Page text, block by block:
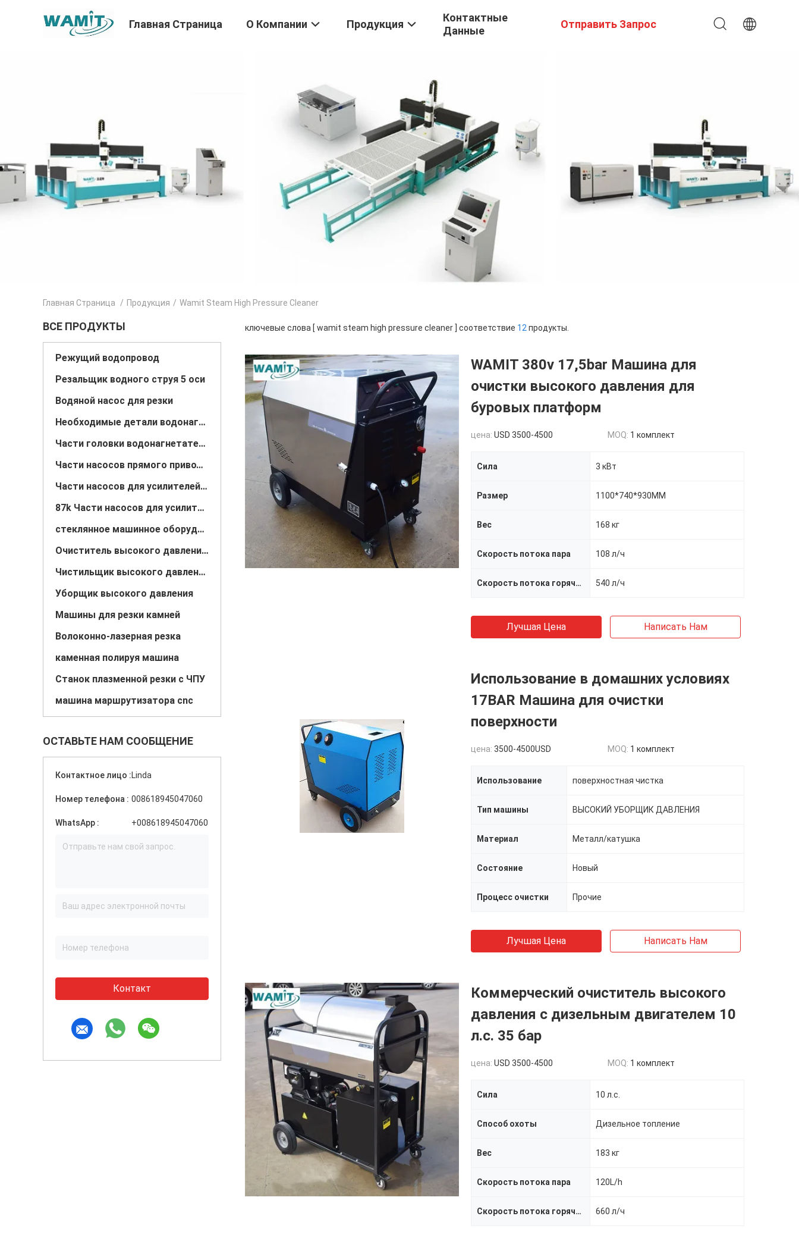
Главная Страница О Компании Продукция
Контактные
Данные
Отправить Запрос
Главная Страница / Продукция / Wamit Steam High Pressure Cleaner
ВСЕ ПРОДУКТЫ
Режущий водопровод
Резальщик водного струя 5 оси
Водяной насос для резки
Необходимые детали водонагнетателя
Части головки водонагнетателя
Части насосов прямого привода 60k
Части насосов для усилителей 60кв.
87k Части насосов для усилителей струи воды
стеклянное машинное оборудование
Очиститель высокого давления с горячей водой
Чистильщик высокого давления с холодной водой
Уборщик высокого давления
Машины для резки камней
Волоконно-лазерная резка
каменная полируя машина
Станок плазменной резки с ЧПУ
машина маршрутизатора cnc
ОСТАВЬТЕ НАМ СООБЩЕНИЕ
Контактное лицо :Linda
Номер телефона : 008618945047060
WhatsApp : +008618945047060
Контакт
ключевые слова [ wamit steam high pressure cleaner ] соответствие 12 продукты.
WAMIT 380v 17,5bar Машина для
очистки высокого давления для
буровых платформ
цена: USD 3500-4500 MOQ: 1 комплект
Сила 3 кВт
Размер 1100*740*930MM
Вес 168 кг
Скорость потока пара 108 л/ч
Скорость потока горячей воды 540 л/ч
Лучшая Цена Написать Нам
Использование в домашних условиях
17BAR Машина для очистки
поверхности
цена: 3500-4500USD MOQ: 1 комплект
Использование поверхностная чистка
Тип машины ВЫСОКИЙ УБОРЩИК ДАВЛЕНИЯ
Материал Металл/катушка
Состояние Новый
Процесс очистки Прочие
Лучшая Цена Написать Нам
Коммерческий очиститель высокого
давления с дизельным двигателем 10
л.с. 35 бар
цена: USD 3500-4500 MOQ: 1 комплект
Сила 10 л.с.
Способ охоты Дизельное топление
Вес 183 кг
Скорость потока пара 120L/h
Скорость потока горячей воды 660 л/ч